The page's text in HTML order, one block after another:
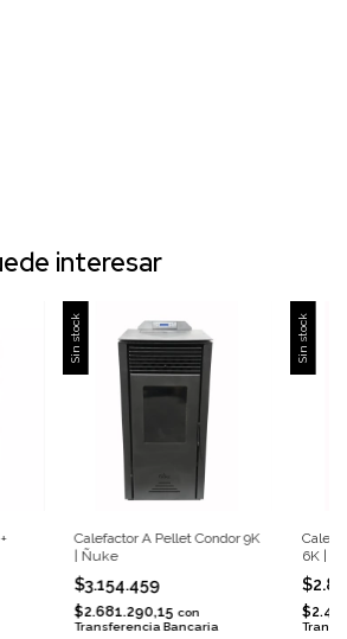
interesar
Sin stock
Calefactor A Pellet Condor 9K
| Ñuke
$3.154.459
$2.681.290,15 con
Transferencia Bancaria
Sin stock
6K |